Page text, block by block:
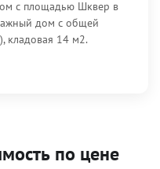
с площадью Шквер в
дом с общей
кладовая 14 м2.
по цене